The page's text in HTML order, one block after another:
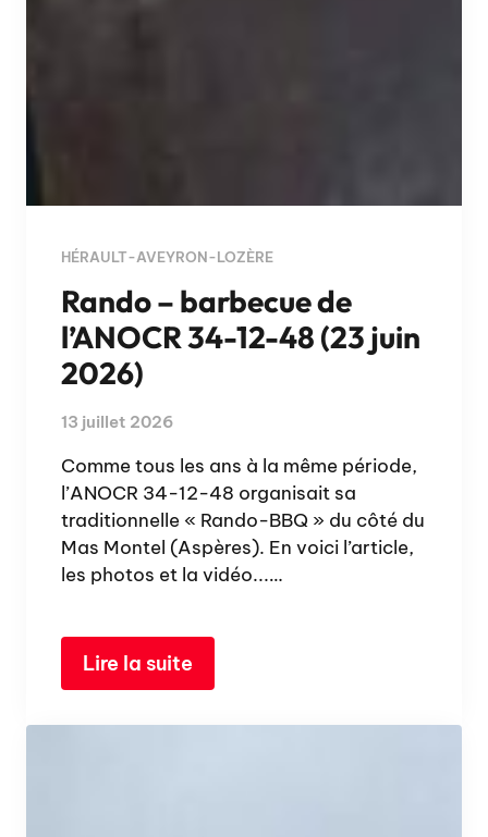
HÉRAULT-AVEYRON-LOZÈRE
Rando – barbecue de
l’ANOCR 34-12-48 (23 juin
2026)
13 juillet 2026
Comme tous les ans à la même période,
l’ANOCR 34-12-48 organisait sa
traditionnelle « Rando-BBQ » du côté du
Mas Montel (Aspères). En voici l’article,
les photos et la vidéo...…
Lire la suite